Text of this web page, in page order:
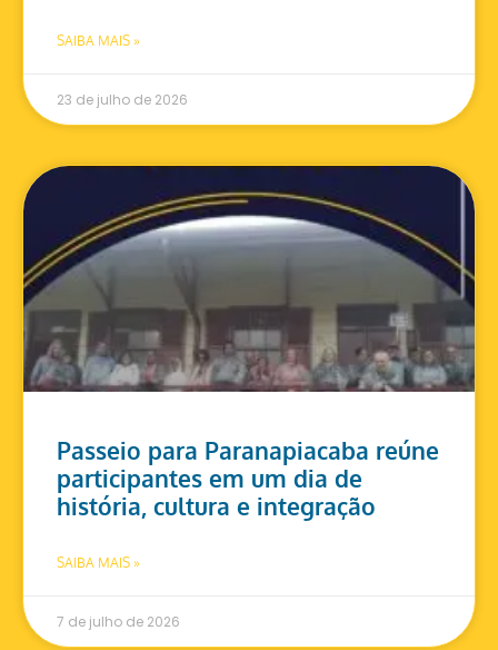
SAIBA MAIS »
23 de julho de 2026
Passeio para Paranapiacaba reúne
participantes em um dia de
história, cultura e integração
SAIBA MAIS »
7 de julho de 2026